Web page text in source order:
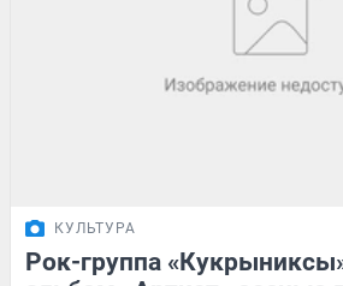
КУЛЬТУРА
Рок-группа